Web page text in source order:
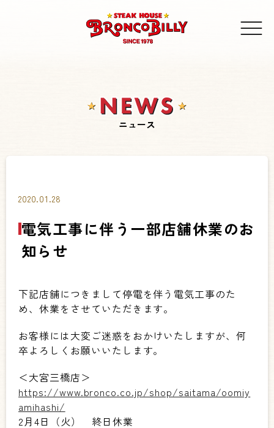
ニュース
2020.01.28
電気工事に伴う一部店舗休業のお
知らせ
下記店舗につきまして停電を伴う電気工事のた
め、休業をさせていただきます。
お客様には大変ご迷惑をおかけいたしますが、何
卒よろしくお願いいたします。
＜大宮三橋店＞
https://www.bronco.co.jp/shop/saitama/oomiy
amihashi/
2月4日（火） 終日休業